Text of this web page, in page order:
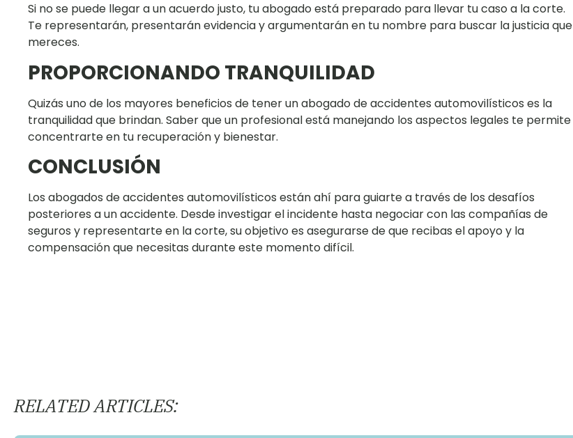
Si no se puede llegar a un acuerdo justo, tu abogado está preparado para llevar tu caso a la corte.
Te representarán, presentarán evidencia y argumentarán en tu nombre para buscar la justicia que
mereces.
PROPORCIONANDO TRANQUILIDAD
Quizás uno de los mayores beneficios de tener un abogado de accidentes automovilísticos es la
tranquilidad que brindan. Saber que un profesional está manejando los aspectos legales te permite
concentrarte en tu recuperación y bienestar.
CONCLUSIÓN
Los abogados de accidentes automovilísticos están ahí para guiarte a través de los desafíos
posteriores a un accidente. Desde investigar el incidente hasta negociar con las compañías de
seguros y representarte en la corte, su objetivo es asegurarse de que recibas el apoyo y la
compensación que necesitas durante este momento difícil.
RELATED ARTICLES: